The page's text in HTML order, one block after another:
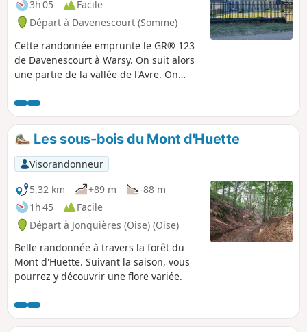
3h 05
Facile
Départ à Davenescourt (Somme)
Cette randonnée emprunte le GR® 123
de Davenescourt à Warsy. On suit alors
une partie de la vallée de l'Avre. On
ce village on quitte le GR® pour
remonter sur le plateau du Santerre
jusqu’au joli hameau de Saulchoy-sur-
Davenescourt. La traversée du Bois
Morière permet de rejoindre la D160 au
niveau du monument élevé en
l'honneur du Commandant de Banville.
La pittoresque descente vers
Davenescourt permet d’arriver devant
l’impressionnant château du XVIIIe
avant de terminer la boucle.
Les sous-bois du Mont d'Huette
Visorandonneur
5,32 km
+89 m
-88 m
1h 45
Facile
Départ à Jonquières (Oise) (Oise)
Belle randonnée à travers la forêt du
Mont d'Huette. Suivant la saison, vous
pourrez y découvrir une flore variée.